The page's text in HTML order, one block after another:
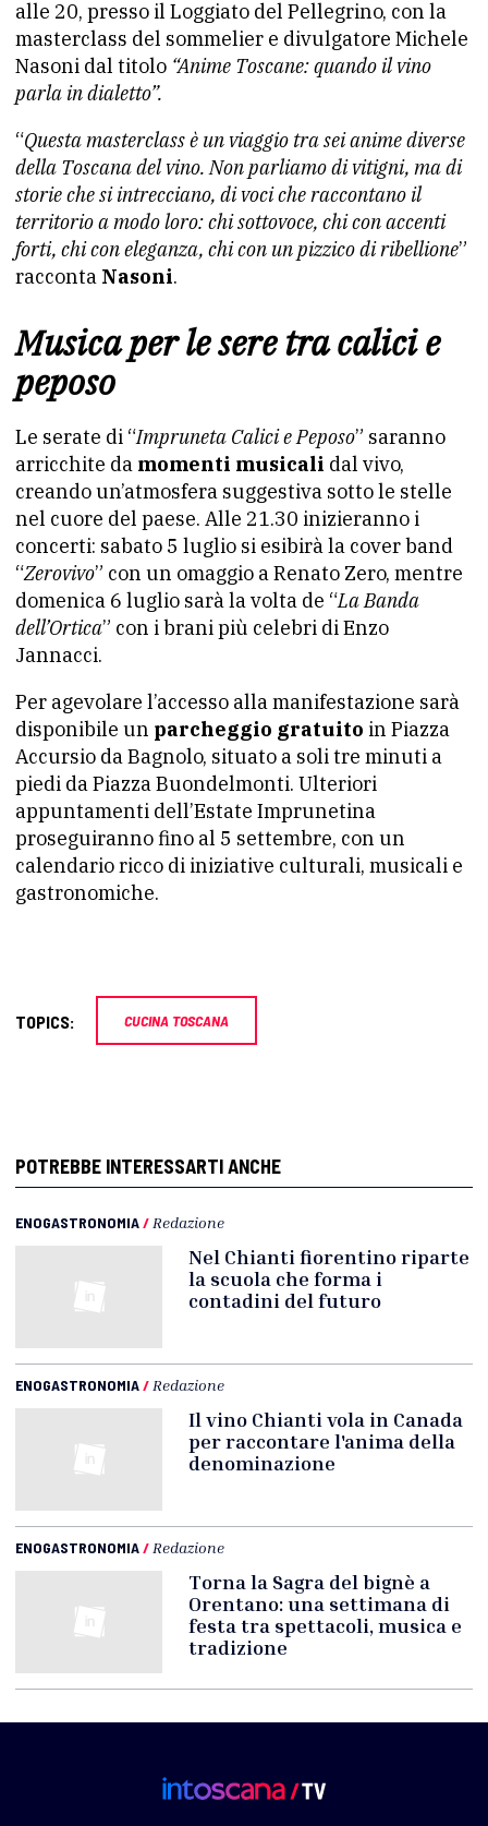
alle 20, presso il Loggiato del Pellegrino, con la
masterclass del sommelier e divulgatore Michele
Nasoni dal titolo “Anime Toscane: quando il vino
parla in dialetto”.
“Questa masterclass è un viaggio tra sei anime diverse
della Toscana del vino. Non parliamo di vitigni, ma di
storie che si intrecciano, di voci che raccontano il
territorio a modo loro: chi sottovoce, chi con accenti
forti, chi con eleganza, chi con un pizzico di ribellione”
racconta Nasoni.
Musica per le sere tra calici e
peposo
Le serate di “Impruneta Calici e Peposo” saranno
arricchite da momenti musicali dal vivo,
creando un’atmosfera suggestiva sotto le stelle
nel cuore del paese. Alle 21.30 inizieranno i
concerti: sabato 5 luglio si esibirà la cover band
“Zerovivo” con un omaggio a Renato Zero, mentre
domenica 6 luglio sarà la volta de “La Banda
dell’Ortica” con i brani più celebri di Enzo
Jannacci.
Per agevolare l’accesso alla manifestazione sarà
disponibile un parcheggio gratuito in Piazza
Accursio da Bagnolo, situato a soli tre minuti a
piedi da Piazza Buondelmonti. Ulteriori
appuntamenti dell’Estate Imprunetina
proseguiranno fino al 5 settembre, con un
calendario ricco di iniziative culturali, musicali e
gastronomiche.
TOPICS: CUCINA TOSCANA
POTREBBE INTERESSARTI ANCHE
ENOGASTRONOMIA/ Redazione
Nel Chianti fiorentino riparte
la scuola che forma i
contadini del futuro
ENOGASTRONOMIA/ Redazione
Il vino Chianti vola in Canada
per raccontare l'anima della
denominazione
ENOGASTRONOMIA/ Redazione
Torna la Sagra del bignè a
Orentano: una settimana di
festa tra spettacoli, musica e
tradizione